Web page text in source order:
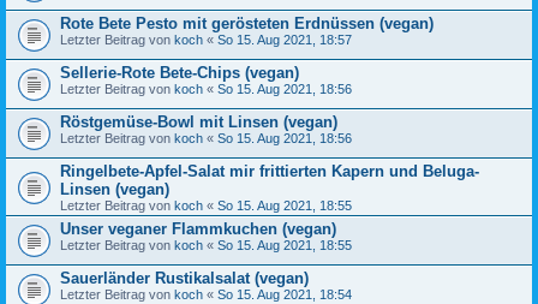
Rote Bete Pesto mit gerösteten Erdnüssen (vegan)
Letzter Beitrag von koch « So 15. Aug 2021, 18:57
Sellerie-Rote Bete-Chips (vegan)
Letzter Beitrag von koch « So 15. Aug 2021, 18:56
Röstgemüse-Bowl mit Linsen (vegan)
Letzter Beitrag von koch « So 15. Aug 2021, 18:56
Ringelbete-Apfel-Salat mir frittierten Kapern und Beluga-
Linsen (vegan)
Letzter Beitrag von koch « So 15. Aug 2021, 18:55
Unser veganer Flammkuchen (vegan)
Letzter Beitrag von koch « So 15. Aug 2021, 18:55
Sauerländer Rustikalsalat (vegan)
Letzter Beitrag von koch « So 15. Aug 2021, 18:54